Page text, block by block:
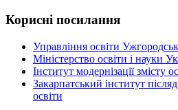
Корисні посилання
Управління освіти
Міністерство освіти і науки
Інститут модернізації змісту
Закарпатський інститут
освіти